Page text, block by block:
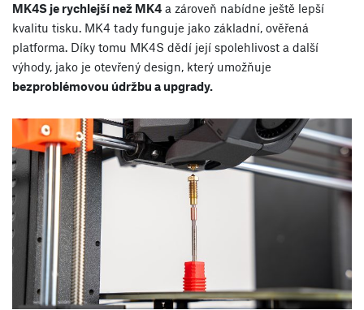
MK4S je rychlejší než MK4 a zároveň nabídne ještě lepší
kvalitu tisku. MK4 tady funguje jako základní, ověřená
platforma. Díky tomu MK4S dědí její spolehlivost a další
výhody, jako je otevřený design, který umožňuje
bezproblémovou údržbu a upgrady.